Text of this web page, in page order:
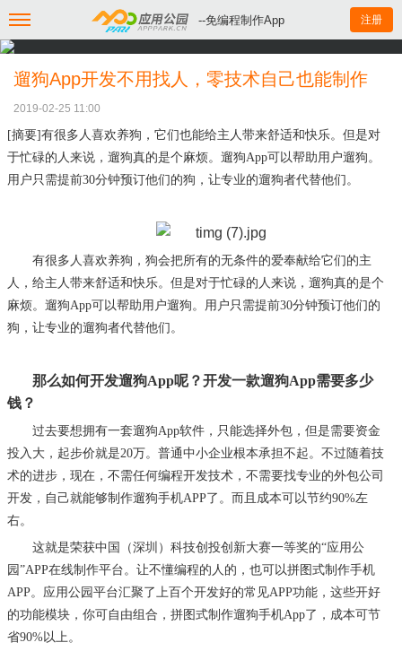
--免编程制作App 注册
遛狗App开发不用找人，零技术自己也能制作
2019-02-25 11:00
[摘要]有很多人喜欢养狗，它们也能给主人带来舒适和快乐。但是对
于忙碌的人来说，遛狗真的是个麻烦。遛狗App可以帮助用户遛狗。
用户只需提前30分钟预订他们的狗，让专业的遛狗者代替他们。
有很多人喜欢养狗，狗会把所有的无条件的爱奉献给它们的主
人，给主人带来舒适和快乐。但是对于忙碌的人来说，遛狗真的是个
麻烦。遛狗App可以帮助用户遛狗。用户只需提前30分钟预订他们的
狗，让专业的遛狗者代替他们。
那么如何开发遛狗App呢？开发一款遛狗App需要多少
钱？
过去要想拥有一套遛狗App软件，只能选择外包，但是需要资金
投入大，起步价就是20万。普通中小企业根本承担不起。不过随着技
术的进步，现在，不需任何编程开发技术，不需要找专业的外包公司
开发，自己就能够制作遛狗手机APP了。而且成本可以节约90%左
右。
这就是荣获中国（深圳）科技创投创新大赛一等奖的“应用公
园”APP在线制作平台。让不懂编程的人的，也可以拼图式制作手机
APP。应用公园平台汇聚了上百个开发好的常见APP功能，这些开好
的功能模块，你可自由组合，拼图式制作遛狗手机App了，成本可节
省90%以上。